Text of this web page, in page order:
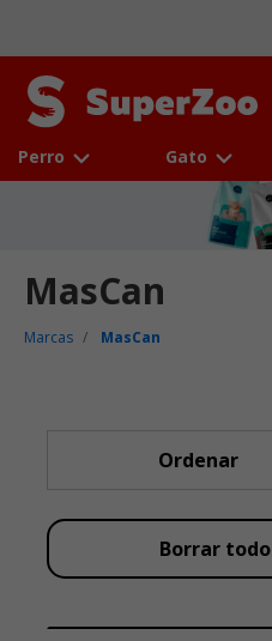
Perro Gato
MasCan
Marcas MasCan
Borrar todo